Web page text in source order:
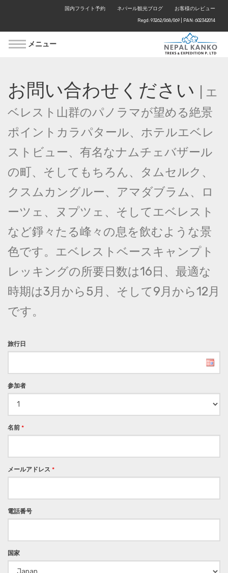
国内フライト予約 ネパール観光ブログ お客様のレビュー
Regd: 93262/068/069 | PAN: 602342014
メニュー
お問い合わせください
| エ
ベレスト山群のパノラマが望める絶景
ポイントカラパタール、ホテルエベレ
ストビュー、有名なナムチェバザール
の町、そしてもちろん、タムセルク、
クスムカングルー、アマダブラム、ロ
ーツェ、ヌプツェ、そしてエベレスト
など錚々たる峰々の息を飲むような景
色です。エベレストベースキャンプト
レッキングの所要日数は16日、最適な
時期は3月から5月、そして9月から12月
です。
旅行日
参加者
名前 *
メールアドレス *
電話番号
国家